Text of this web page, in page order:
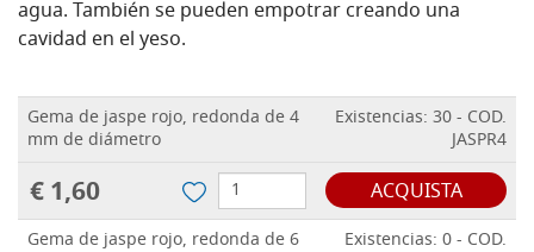
agua. También se pueden empotrar creando una
cavidad en el yeso.
Gema de jaspe rojo, redonda de 4
mm de diámetro
Existencias: 30 - COD.
JASPR4
€ 1,60 ACQUISTA
Gema de jaspe rojo, redonda de 6
Existencias: 0 - COD.